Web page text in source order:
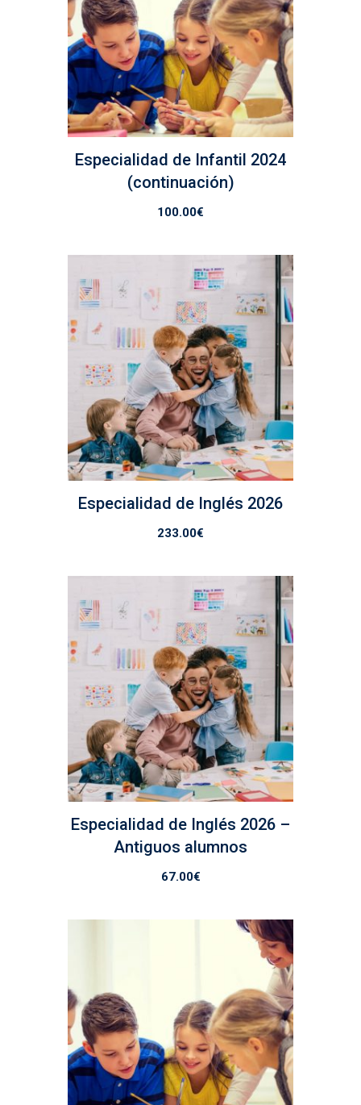
Especialidad de Infantil 2024
(continuación)
100.00€
Especialidad de Inglés 2026
233.00€
Especialidad de Inglés 2026 –
Antiguos alumnos
67.00€